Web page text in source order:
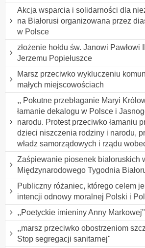
Akcja wsparcia i solidarności dla
na Białorusi organizowana przez
w Polsce
złożenie hołdu św. Janowi Pawłowi
Jerzemu Popiełuszce
Marsz przeciwko wykluczeniu
małych miejscowościach
,, Pokutne przebłaganie Maryi
łamanie dekalogu w Polsce i
narodu. Protest przeciwko łamaniu
dzieci niszczenia rodziny i narodu,
władz samorządowych i rządu
Zaśpiewanie piosenek białoruskich
Międzynarodowego Tygodnia
Publiczny różaniec, którego celem
intencji odnowy moralnej Polski i
,,Poetyckie imieniny Anny Markowej"
,,marsz przeciwko obostrzeniom
Stop segregacji sanitarnej"